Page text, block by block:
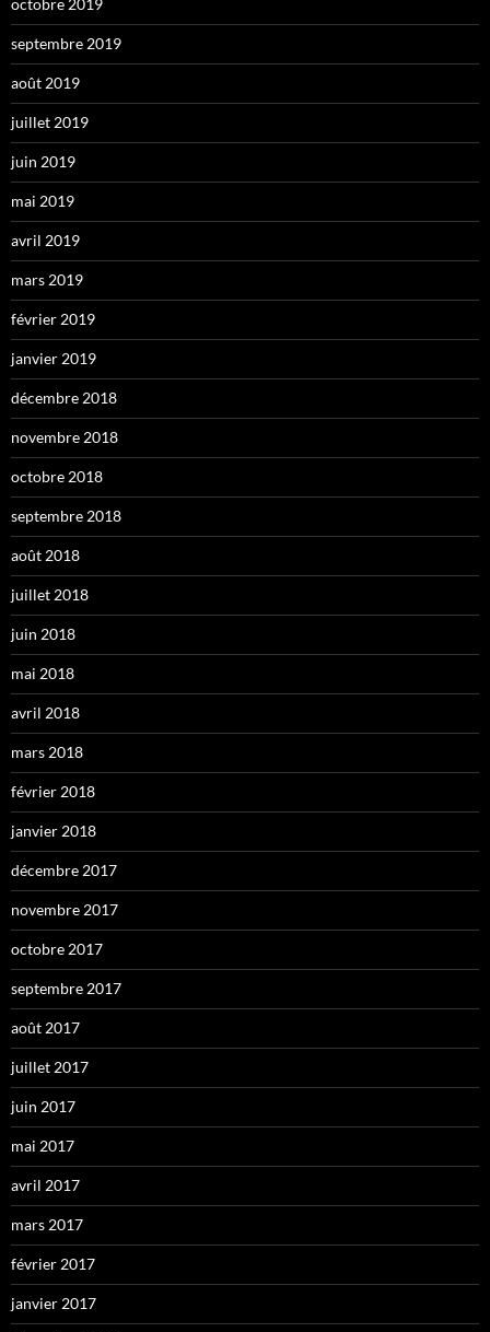
octobre 2019
septembre 2019
août 2019
juillet 2019
juin 2019
mai 2019
avril 2019
mars 2019
février 2019
janvier 2019
décembre 2018
novembre 2018
octobre 2018
septembre 2018
août 2018
juillet 2018
juin 2018
mai 2018
avril 2018
mars 2018
février 2018
janvier 2018
décembre 2017
novembre 2017
octobre 2017
septembre 2017
août 2017
juillet 2017
juin 2017
mai 2017
avril 2017
mars 2017
février 2017
janvier 2017